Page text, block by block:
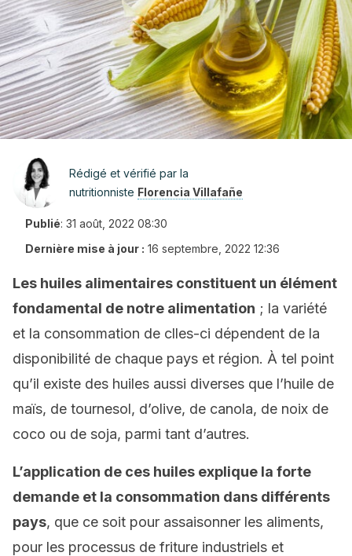
Rédigé et vérifié par la
nutritionniste Florencia Villafañe
Publié: 31 août, 2022 08:30
Dernière mise à jour : 16 septembre, 2022 12:36
Les huiles alimentaires constituent un élément
fondamental de notre alimentation ; la variété
et la consommation de clles-ci dépendent de la
disponibilité de chaque pays et région. À tel point
qu’il existe des huiles aussi diverses que l’huile de
maïs, de tournesol, d’olive, de canola, de noix de
coco ou de soja, parmi tant d’autres.
L’application de ces huiles explique la forte
demande et la consommation dans différents
pays, que ce soit pour assaisonner les aliments,
pour les processus de friture industriels et